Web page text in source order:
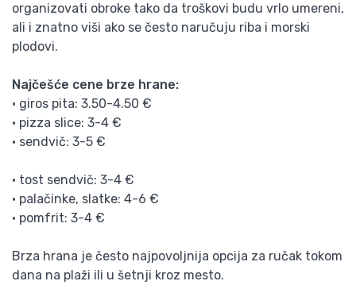
organizovati obroke tako da troškovi budu vrlo umereni,
ali i znatno viši ako se često naručuju riba i morski
plodovi.
Najčešće cene brze hrane:
• giros pita: 3.50-4.50 €
• pizza slice: 3-4 €
• sendvič: 3-5 €
• tost sendvič: 3-4 €
• palačinke, slatke: 4-6 €
• pomfrit: 3-4 €
Brza hrana je često najpovoljnija opcija za ručak tokom
dana na plaži ili u šetnji kroz mesto.